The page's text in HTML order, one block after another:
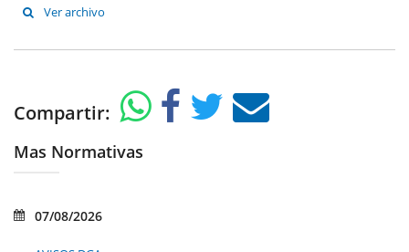
Ver archivo
Compartir:
Mas Normativas
07/08/2026